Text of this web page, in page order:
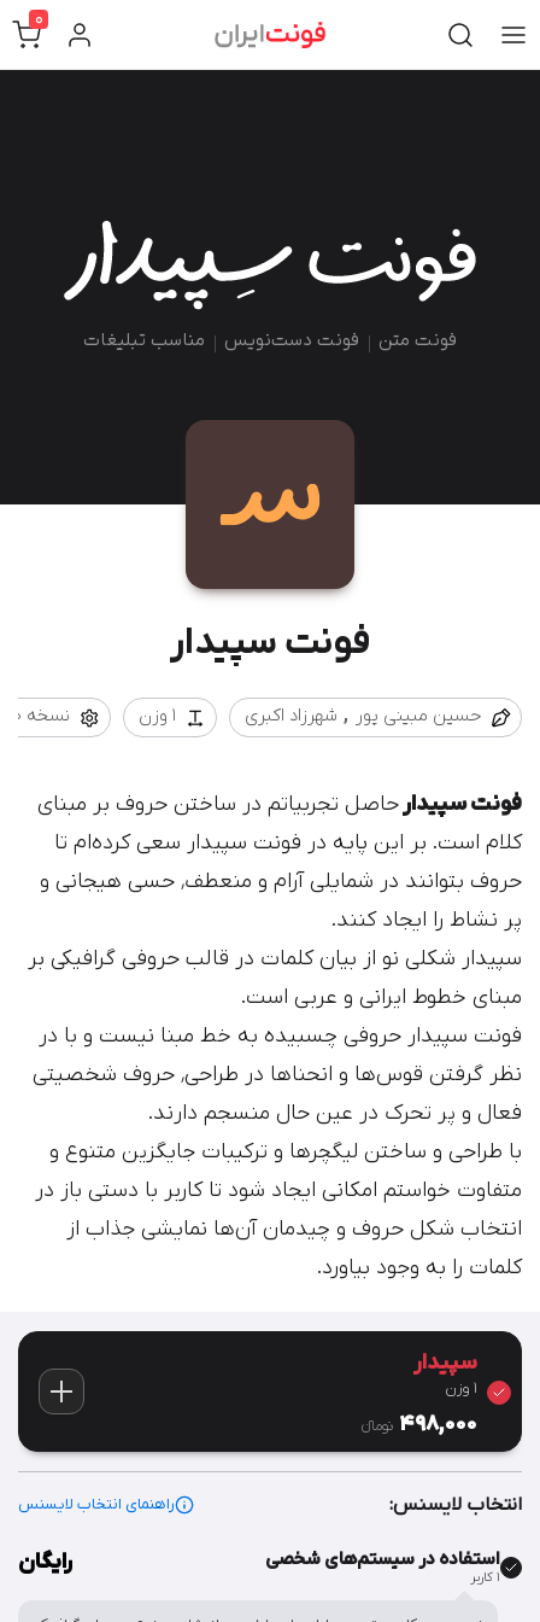
0
فونت متن فونت دست‌نویس مناسب تبلیغات
فونت سپیدار
حسین مبینی‌ پور شهرزاد اکبری 1 وزن نسخه 1.0
فونت سپیدارحاصل تجربیاتم در ساختن حروف بر مبنای
کلام است. بر این پایه در فونت سپیدار سعی کرده‌ام تا
حروف بتوانند در شمایلی آرام و منعطف٬ حسی هیجانی و
پر نشاط را ایجاد کنند.
سپیدار شکلی نو از بیان کلمات در قالب حروفی گرافیکی بر
مبنای خطوط ایرانی و عربی است.
فونت سپیدار حروفی چسبیده به خط مبنا نیست و با در
نظر گرفتن قوس‌ها و انحناها در طراحی٬ حروف شخصیتی
فعال و پر تحرک در عین حال منسجم دارند.
با طراحی و ساختن لیگچرها و ترکیبات جایگزین متنوع و
متفاوت خواستم امکانی ایجاد شود تا کاربر با دستی باز در
انتخاب شکل حروف و چیدمان آن‌ها نمایشی جذاب از
کلمات را به وجود بیاورد.
سپیدار
1 وزن
498,000 تومان‫ء‬
انتخاب لایسنس: راهنمای انتخاب لایسنس
استفاده در سیستم‌های شخصی
۱ کاربر
رایگان